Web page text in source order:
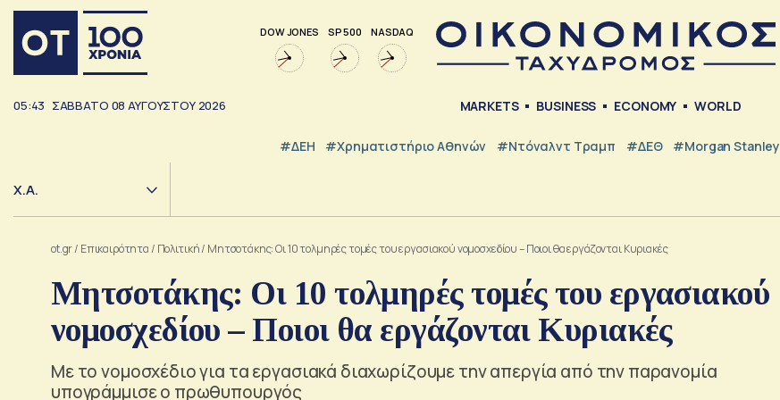
DOW JONES SP 500 NASDAQ
05:43 ΣΑΒΒΑΤΟ 08 ΑΥΓΟΥΣΤΟΥ 2026 MARKETS BUSINESS ECONOMY WORLD
#ΔΕΗ #Χρηματιστήριο Αθηνών #Ντόναλντ Τραμπ #ΔΕΘ #Morgan Stanley
Χ.Α.
ot.gr/ Επικαιρότητα / Πολιτική/ Μητσοτάκης: Οι 10 τολμηρές τομές του εργασιακού νομοσχεδίου – Ποιοι θα εργάζονται Κυριακές
Μητσοτάκης: Οι 10 τολμηρές τομές του εργασιακού
νομοσχεδίου – Ποιοι θα εργάζονται Κυριακές
Με το νομοσχέδιο για τα εργασιακά διαχωρίζουμε την απεργία από την παρανομία
υπογράμμισε ο πρωθυπουργός